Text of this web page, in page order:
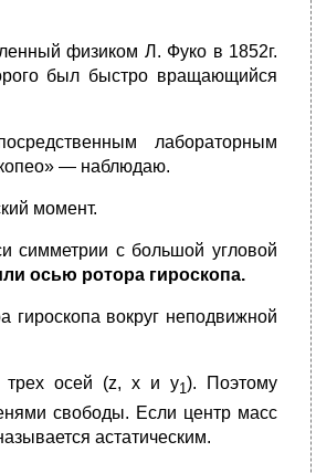
физиком Л. Фуко в 1852г.
был быстро вращающийся
лабораторным
— наблюдаю.
момент.
симметрии с большой угловой
осью ротора гироскопа.
гироскопа вокруг неподвижной
трех осей (z, x и у1 ). Поэтому
свободы. Если центр масс
астатическим.